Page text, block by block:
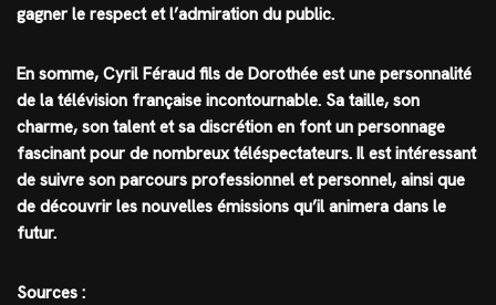
gagner le respect et l’admiration du public.
En somme, Cyril Féraud fils de Dorothée est une personnalité
de la télévision française incontournable. Sa taille, son
charme, son talent et sa discrétion en font un personnage
fascinant pour de nombreux téléspectateurs. Il est intéressant
de suivre son parcours professionnel et personnel, ainsi que
de découvrir les nouvelles émissions qu’il animera dans le
futur.
Sources :